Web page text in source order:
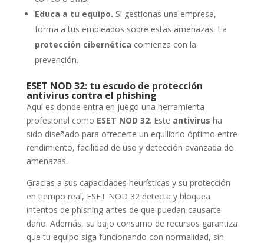
Educa a tu equipo. Si gestionas una empresa,
forma a tus empleados sobre estas amenazas. La
protección cibernética comienza con la
prevención.
ESET NOD 32: tu escudo de protección
antivirus contra el phishing
Aquí es donde entra en juego una herramienta
profesional como ESET NOD 32. Este antivirus ha
sido diseñado para ofrecerte un equilibrio óptimo entre
rendimiento, facilidad de uso y detección avanzada de
amenazas.
Gracias a sus capacidades heurísticas y su protección
en tiempo real, ESET NOD 32 detecta y bloquea
intentos de phishing antes de que puedan causarte
daño. Además, su bajo consumo de recursos garantiza
que tu equipo siga funcionando con normalidad, sin